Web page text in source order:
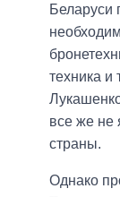
Беларуси
техника и
все же не
страны.
Однако